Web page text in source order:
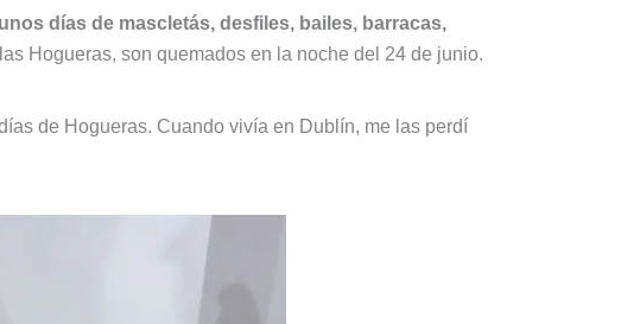
días de mascletás, desfiles, bailes, barracas,
Hogueras, son quemados en la noche del 24 de junio.
de Hogueras. Cuando vivía en Dublín, me las perdí